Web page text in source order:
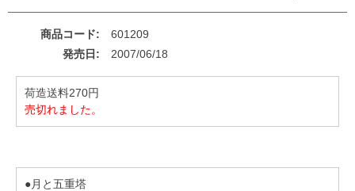
商品コード
601209
発売日
2007/06/18
荷造送料270円
売切れました。
●月と五重塔